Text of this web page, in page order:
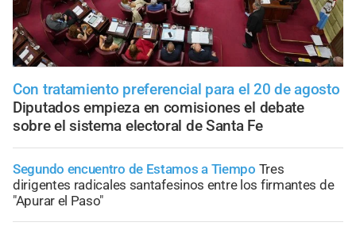
Con tratamiento preferencial para el 20 de agosto
Diputados empieza en comisiones el debate
sobre el sistema electoral de Santa Fe
Segundo encuentro de Estamos a Tiempo Tres
dirigentes radicales santafesinos entre los firmantes de
"Apurar el Paso"